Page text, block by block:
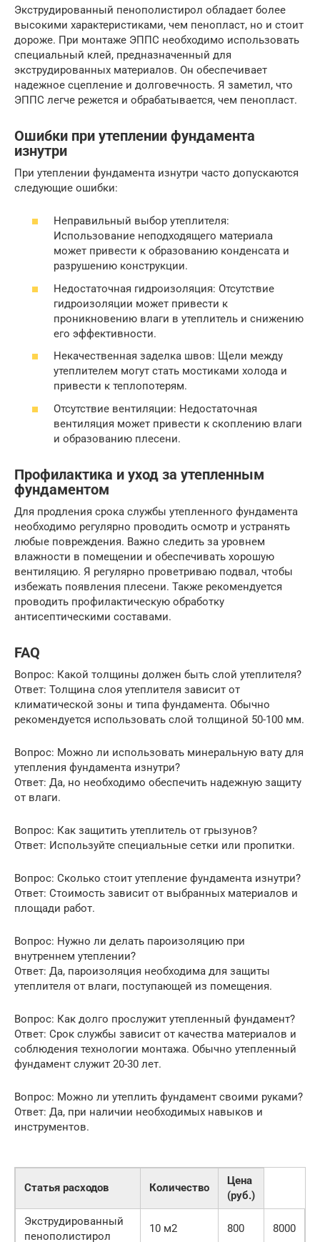
Экструдированный пенополистирол обладает более
высокими характеристиками, чем пенопласт, но и стоит
дороже. При монтаже ЭППС необходимо использовать
специальный клей, предназначенный для
экструдированных материалов. Он обеспечивает
надежное сцепление и долговечность. Я заметил, что
ЭППС легче режется и обрабатывается, чем пенопласт.
Ошибки при утеплении фундамента
изнутри
При утеплении фундамента изнутри часто допускаются
следующие ошибки:
Неправильный выбор утеплителя:
Использование неподходящего материала
может привести к образованию конденсата и
разрушению конструкции.
Недостаточная гидроизоляция: Отсутствие
гидроизоляции может привести к
проникновению влаги в утеплитель и снижению
его эффективности.
Некачественная заделка швов: Щели между
утеплителем могут стать мостиками холода и
привести к теплопотерям.
Отсутствие вентиляции: Недостаточная
вентиляция может привести к скоплению влаги
и образованию плесени.
Профилактика и уход за утепленным
фундаментом
Для продления срока службы утепленного фундамента
необходимо регулярно проводить осмотр и устранять
любые повреждения. Важно следить за уровнем
влажности в помещении и обеспечивать хорошую
вентиляцию. Я регулярно проветриваю подвал, чтобы
избежать появления плесени. Также рекомендуется
проводить профилактическую обработку
антисептическими составами.
FAQ
Вопрос: Какой толщины должен быть слой утеплителя?
Ответ: Толщина слоя утеплителя зависит от
климатической зоны и типа фундамента. Обычно
рекомендуется использовать слой толщиной 50-100 мм.
Вопрос: Можно ли использовать минеральную вату для
утепления фундамента изнутри?
Ответ: Да, но необходимо обеспечить надежную защиту
от влаги.
Вопрос: Как защитить утеплитель от грызунов?
Ответ: Используйте специальные сетки или пропитки.
Вопрос: Сколько стоит утепление фундамента изнутри?
Ответ: Стоимость зависит от выбранных материалов и
площади работ.
Вопрос: Нужно ли делать пароизоляцию при
внутреннем утеплении?
Ответ: Да, пароизоляция необходима для защиты
утеплителя от влаги, поступающей из помещения.
Вопрос: Как долго прослужит утепленный фундамент?
Ответ: Срок службы зависит от качества материалов и
соблюдения технологии монтажа. Обычно утепленный
фундамент служит 20-30 лет.
Вопрос: Можно ли утеплить фундамент своими руками?
Ответ: Да, при наличии необходимых навыков и
инструментов.
Статья расходов Количество
Цена
(руб.)
Экструдированный
пенополистирол
10 м2 800 8000